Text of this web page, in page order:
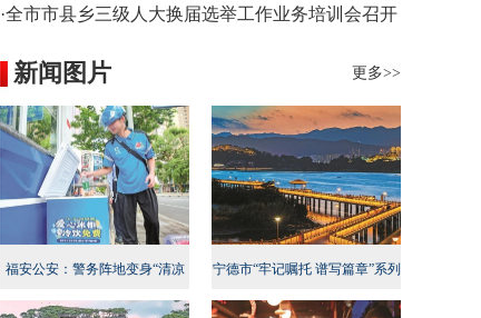
·全市市县乡三级人大换届选举工作业务培训会召开
更多>>
新闻图片
福安公安：警务阵地变身“清凉
地”
宁德市“牢记嘱托 谱写篇章”系列
新闻发布会民生专项行动专场召